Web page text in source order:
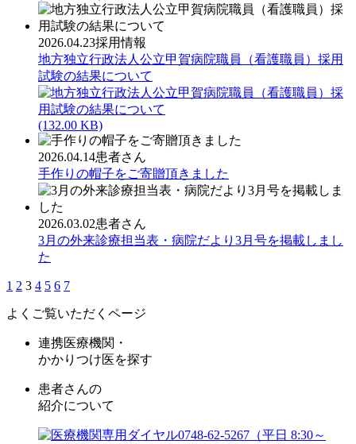
2026.04.23採用情報
地方独立行政法人公立甲賀病院職員（看護職員）採用
試験の結果について
(132.00 KB)
2026.04.14患者さん
手作りの帽子をご寄贈頂きました
2026.03.02患者さん
3月の外来診療担当表・病院だより3月号を掲載しまし
た
1 2 3 4 5 6 7
よくご覧いただくページ
連携医療機関・
かかりつけ医を探す
患者さんの
紹介について